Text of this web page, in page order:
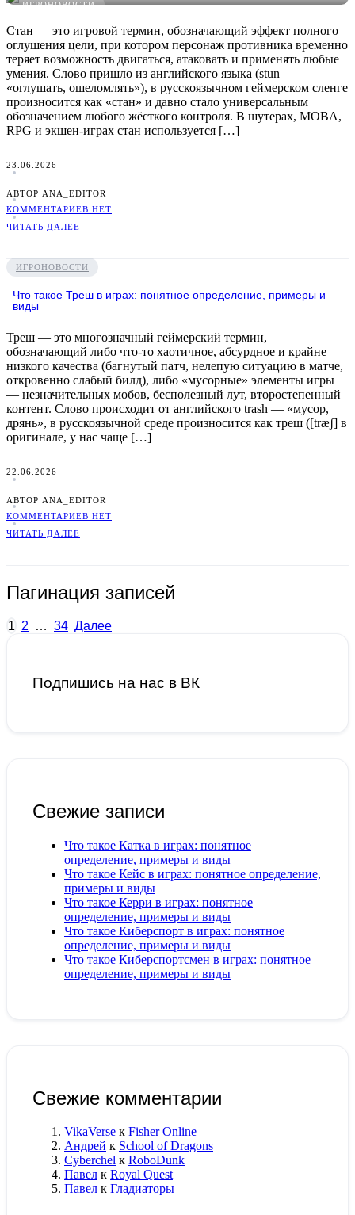
ИГРОНОВОСТИ
Стан — это игровой термин, обозначающий эффект полного
оглушения цели, при котором персонаж противника временно
теряет возможность двигаться, атаковать и применять любые
умения. Слово пришло из английского языка (stun —
«оглушать, ошеломлять»), в русскоязычном геймерском сленге
произносится как «стан» и давно стало универсальным
обозначением любого жёсткого контроля. В шутерах, MOBA,
RPG и экшен-играх стан используется […]
23.06.2026
АВТОР ANA_EDITOR
КОММЕНТАРИЕВ НЕТ
ЧИТАТЬ ДАЛЕЕ
ИГРОНОВОСТИ
Что такое Треш в играх: понятное определение, примеры и
виды
Треш — это многозначный геймерский термин,
обозначающий либо что-то хаотичное, абсурдное и крайне
низкого качества (багнутый патч, нелепую ситуацию в матче,
откровенно слабый билд), либо «мусорные» элементы игры
— незначительных мобов, бесполезный лут, второстепенный
контент. Слово происходит от английского trash — «мусор,
дрянь», в русскоязычной среде произносится как треш ([træʃ] в
оригинале, у нас чаще […]
22.06.2026
АВТОР ANA_EDITOR
КОММЕНТАРИЕВ НЕТ
ЧИТАТЬ ДАЛЕЕ
Пагинация записей
1 2 … 34 Далее
Подпишись на нас в ВК
Свежие записи
Что такое Катка в играх: понятное
определение, примеры и виды
Что такое Кейс в играх: понятное определение,
примеры и виды
Что такое Керри в играх: понятное
определение, примеры и виды
Что такое Киберспорт в играх: понятное
определение, примеры и виды
Что такое Киберспортсмен в играх: понятное
определение, примеры и виды
Свежие комментарии
VikaVerse к Fisher Online
Андрей к School of Dragons
Cyberchel к RoboDunk
Павел к Royal Quest
Павел к Гладиаторы